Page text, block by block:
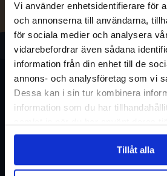
Vi använder enhetsidentifierare för
och annonserna till användarna,
för sociala medier och analysera
vidarebefordrar även sådana
information från din enhet till de
annons- och analysföretag som vi
Dessa kan i sin tur kombinera
information som du har
Tillåt alla
Restyper
Boka